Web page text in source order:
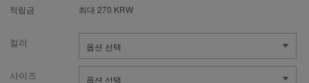
적립금 최대 270 KRW
컬러
사이즈